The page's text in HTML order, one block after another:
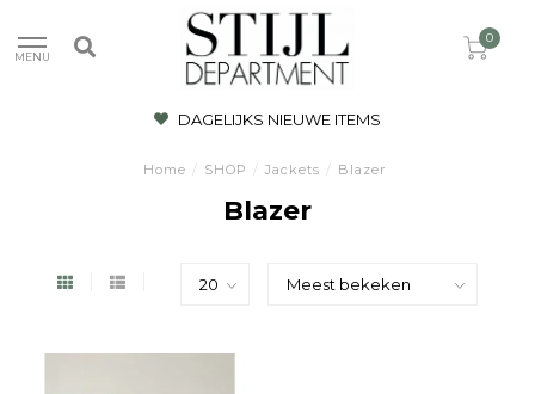
MENU
0
DAGELIJKS NIEUWE ITEMS
Home / SHOP / Jackets / Blazer
Blazer